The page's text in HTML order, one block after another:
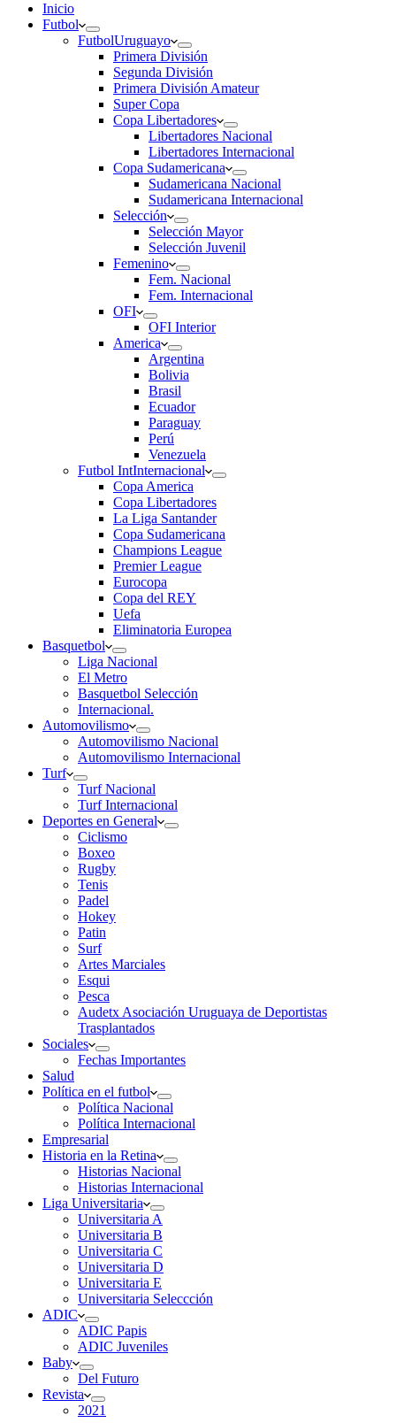
Inicio
Futbol
FutbolUruguayo
Primera División
Segunda División
Primera División Amateur
Super Copa
Copa Libertadores
Libertadores Nacional
Libertadores Internacional
Copa Sudamericana
Sudamericana Nacional
Sudamericana Internacional
Selección
Selección Mayor
Selección Juvenil
Femenino
Fem. Nacional
Fem. Internacional
OFI
OFI Interior
America
Argentina
Bolivia
Brasil
Ecuador
Paraguay
Perú
Venezuela
Futbol IntInternacional
Copa America
Copa Libertadores
La Liga Santander
Copa Sudamericana
Champions League
Premier League
Eurocopa
Copa del REY
Uefa
Eliminatoria Europea
Basquetbol
Liga Nacional
El Metro
Basquetbol Selección
Internacional.
Automovilismo
Automovilismo Nacional
Automovilismo Internacional
Turf
Turf Nacional
Turf Internacional
Deportes en General
Ciclismo
Boxeo
Rugby
Tenis
Padel
Hokey
Patin
Surf
Artes Marciales
Esqui
Pesca
Audetx Asociación Uruguaya de Deportistas
Trasplantados
Sociales
Fechas Importantes
Salud
Política en el futbol
Política Nacional
Política Internacional
Empresarial
Historia en la Retina
Historias Nacional
Historias Internacional
Liga Universitaria
Universitaria A
Universitaria B
Universitaria C
Universitaria D
Universitaria E
Universitaria Seleccción
ADIC
ADIC Papis
ADIC Juveniles
Baby
Del Futuro
Revista
2021